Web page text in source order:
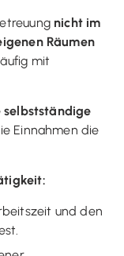
nicht im
Räumen
mit
selbstständige
Einnahmen die
und den